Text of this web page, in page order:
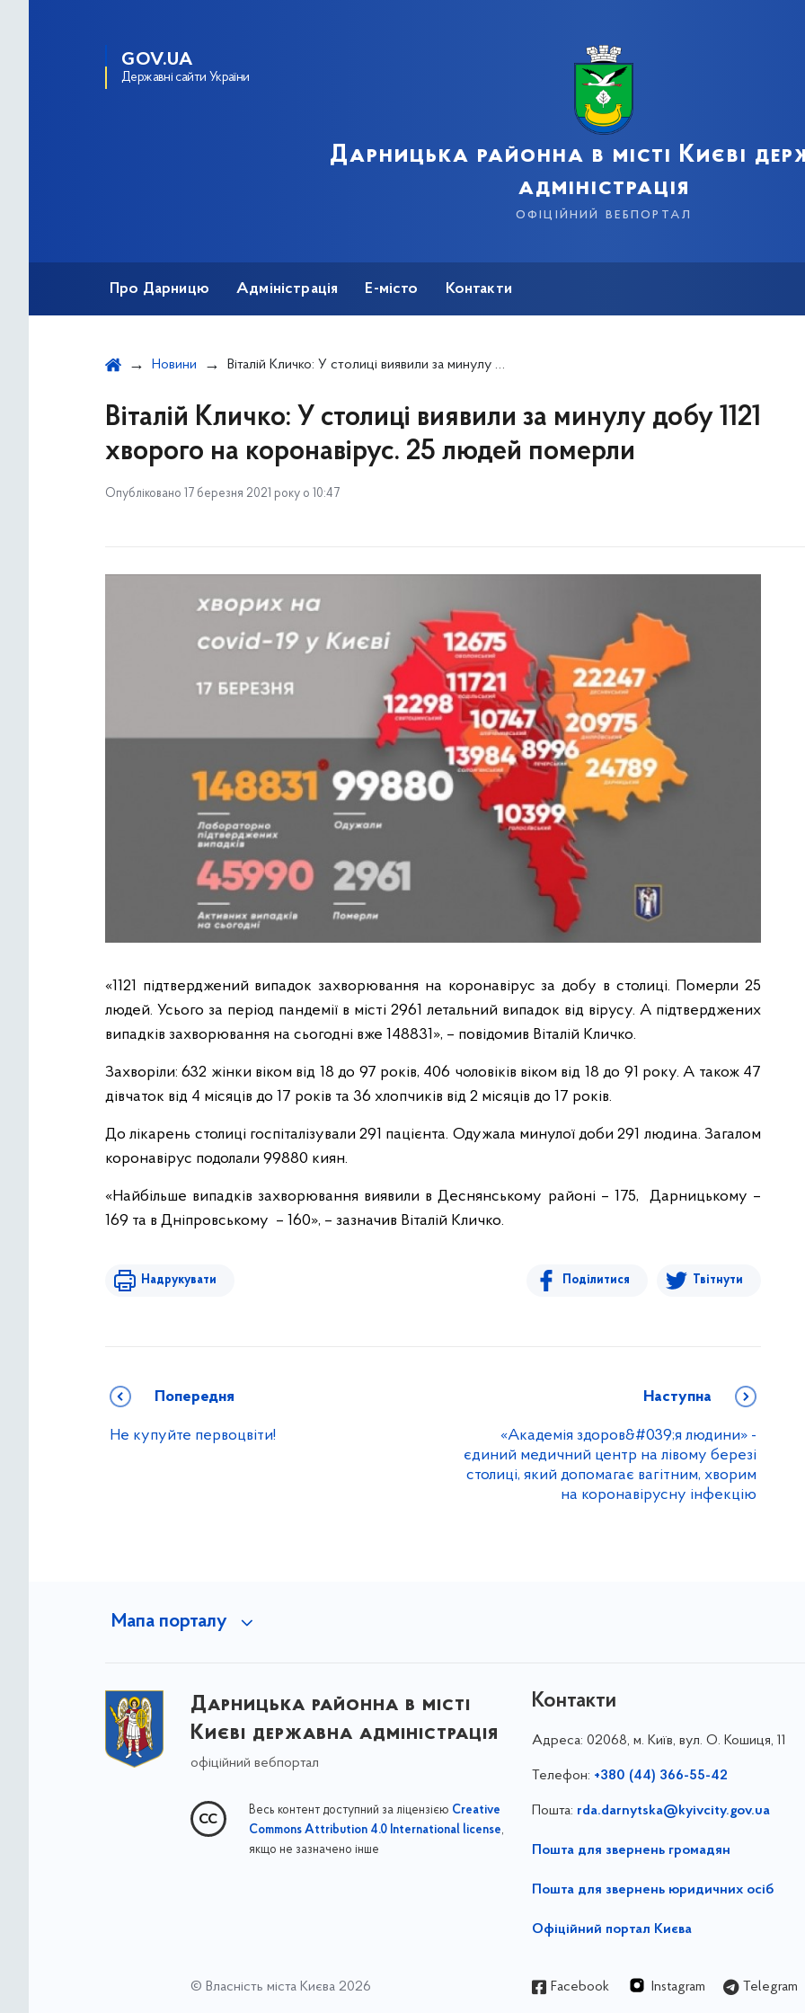
GOV.UA
Державні сайти України
Дарницька районна в місті Києві
адміністрація
офіційний вебпортал
Про Дарницю Адміністрація Е-місто Контакти
Новини Віталій Кличко: У столиці виявили за минулу добу 1121 хворого на коронавірус. 25 людей померли
Віталій Кличко: У столиці виявили за минулу добу 1121
хворого на коронавірус. 25 людей померли
Опубліковано 17 березня 2021 року о 10:47
«1121 підтверджений випадок захворювання на коронавірус за добу в столиці. Померли 25
людей. Усього за період пандемії в місті 2961 летальний випадок від вірусу. А підтверджених
випадків захворювання на сьогодні вже 148831», – повідомив Віталій Кличко.
Захворіли: 632 жінки віком від 18 до 97 років, 406 чоловіків віком від 18 до 91 року. А також 47
дівчаток від 4 місяців до 17 років та 36 хлопчиків від 2 місяців до 17 років.
До лікарень столиці госпіталізували 291 пацієнта. Одужала минулої доби 291 людина. Загалом
коронавірус подолали 99880 киян.
«Найбільше випадків захворювання виявили в Деснянському районі – 175, Дарницькому –
169 та в Дніпровському – 160», – зазначив Віталій Кличко.
Надрукувати Поділитися Твітнути
Попередня
Не купуйте первоцвіти!
Наступна
«Академія здоров&#039;я людини» -
єдиний медичний центр на лівому березі
столиці, який допомагає вагітним, хворим
на коронавірусну інфекцію
Мапа порталу
Дарницька районна в місті
Києві державна адміністрація
офіційний вебпортал
Весь контент доступний за ліцензією Creative
Commons Attribution 4.0 International license,
якщо не зазначено інше
Контакти
Адреса: 02068, м. Київ, вул. О. Кошиця, 11
Телефон: +380 (44) 366-55-42
Пошта: rda.darnytska@kyivcity.gov.ua
Пошта для звернень громадян
Пошта для звернень юридичних осіб
Офіційний портал Києва
© Власність міста Києва 2026 Facebook Instagram Telegram